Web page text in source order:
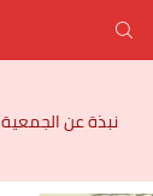
نبذة عن الجمعية